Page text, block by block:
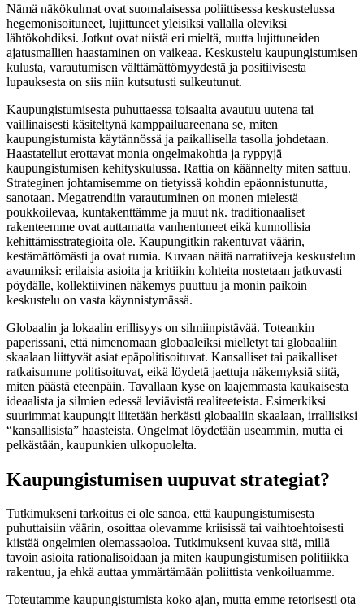
Nämä näkökulmat ovat suomalaisessa poliittisessa keskustelussa
hegemonisoituneet, lujittuneet yleisiksi vallalla oleviksi
lähtökohdiksi. Jotkut ovat niistä eri mieltä, mutta lujittuneiden
ajatusmallien haastaminen on vaikeaa. Keskustelu kaupungistumisen
kulusta, varautumisen välttämättömyydestä ja positiivisesta
lupauksesta on siis niin kutsutusti sulkeutunut.
Kaupungistumisesta puhuttaessa toisaalta avautuu uutena tai
vaillinaisesti käsiteltynä kamppailuareenana se, miten
kaupungistumista käytännössä ja paikallisella tasolla johdetaan.
Haastatellut erottavat monia ongelmakohtia ja ryppyjä
kaupungistumisen kehityskulussa. Rattia on käännelty miten sattuu.
Strateginen johtamisemme on tietyissä kohdin epäonnistunutta,
sanotaan. Megatrendiin varautuminen on monen mielestä
poukkoilevaa, kuntakenttämme ja muut nk. traditionaaliset
rakenteemme ovat auttamatta vanhentuneet eikä kunnollisia
kehittämisstrategioita ole. Kaupungitkin rakentuvat väärin,
kestämättömästi ja ovat rumia. Kuvaan näitä narratiiveja keskustelun
avaumiksi: erilaisia asioita ja kritiikin kohteita nostetaan jatkuvasti
pöydälle, kollektiivinen näkemys puuttuu ja monin paikoin
keskustelu on vasta käynnistymässä.
Globaalin ja lokaalin erillisyys on silmiinpistävää. Toteankin
paperissani, että nimenomaan globaaleiksi mielletyt tai globaaliin
skaalaan liittyvät asiat epäpolitisoituvat. Kansalliset tai paikalliset
ratkaisumme politisoituvat, eikä löydetä jaettuja näkemyksiä siitä,
miten päästä eteenpäin. Tavallaan kyse on laajemmasta kaukaisesta
ideaalista ja silmien edessä leviävistä realiteeteista. Esimerkiksi
suurimmat kaupungit liitetään herkästi globaaliin skaalaan, irrallisiksi
“kansallisista” haasteista. Ongelmat löydetään useammin, mutta ei
pelkästään, kaupunkien ulkopuolelta.
Kaupungistumisen uupuvat strategiat?
Tutkimukseni tarkoitus ei ole sanoa, että kaupungistumisesta
puhuttaisiin väärin, osoittaa olevamme kriisissä tai vaihtoehtoisesti
kiistää ongelmien olemassaoloa. Tutkimukseni kuvaa sitä, millä
tavoin asioita rationalisoidaan ja miten kaupungistumisen politiikka
rakentuu, ja ehkä auttaa ymmärtämään poliittista venkoiluamme.
Toteutamme kaupungistumista koko ajan, mutta emme retorisesti ota